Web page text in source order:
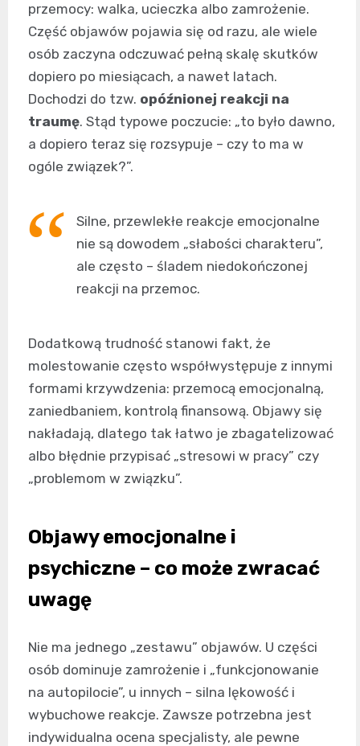
przemocy: walka, ucieczka albo zamrożenie.
Część objawów pojawia się od razu, ale wiele
osób zaczyna odczuwać pełną skalę skutków
dopiero po miesiącach, a nawet latach.
Dochodzi do tzw. opóźnionej reakcji na
traumę. Stąd typowe poczucie: „to było dawno,
a dopiero teraz się rozsypuje – czy to ma w
ogóle związek?”.
Silne, przewlekłe reakcje emocjonalne
nie są dowodem „słabości charakteru”,
ale często – śladem niedokończonej
reakcji na przemoc.
Dodatkową trudność stanowi fakt, że
molestowanie często współwystępuje z innymi
formami krzywdzenia: przemocą emocjonalną,
zaniedbaniem, kontrolą finansową. Objawy się
nakładają, dlatego tak łatwo je zbagatelizować
albo błędnie przypisać „stresowi w pracy” czy
„problemom w związku”.
Objawy emocjonalne i
psychiczne – co może zwracać
uwagę
Nie ma jednego „zestawu” objawów. U części
osób dominuje zamrożenie i „funkcjonowanie
na autopilocie”, u innych – silna lękowość i
wybuchowe reakcje. Zawsze potrzebna jest
indywidualna ocena specjalisty, ale pewne